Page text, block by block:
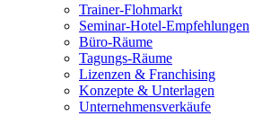
Trainer-Flohmarkt
Seminar-Hotel-Empfehlungen
Büro-Räume
Tagungs-Räume
Lizenzen & Franchising
Konzepte & Unterlagen
Unternehmensverkäufe